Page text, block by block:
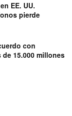
EE. UU.
pierde
con
15.000 millones